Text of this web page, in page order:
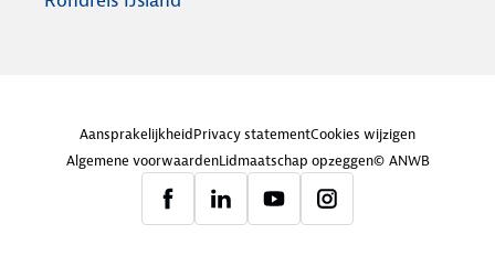
AansprakelijkheidPrivacy statementCookies wijzigen
Algemene voorwaardenLidmaatschap opzeggen© ANWB